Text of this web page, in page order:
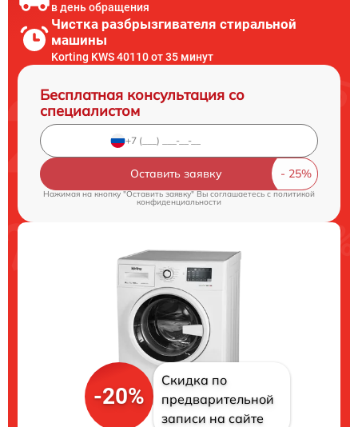
в день обращения
Чистка разбрызгивателя стиральной
машины
Korting KWS 40110 от 35 минут
Бесплатная консультация со
специалистом
Оставить заявку
Нажимая на кнопку "Оставить заявку" Вы соглашаетесь cполитикой
конфиденциальности
-20%
Скидка по
предварительной
записи на сайте